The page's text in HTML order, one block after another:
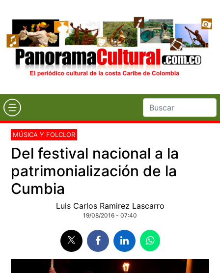
MÚSICA Y FOLCLOR
Del festival nacional a la
patrimonialización de la
Cumbia
Luis Carlos Ramirez Lascarro
19/08/2016 - 07:40